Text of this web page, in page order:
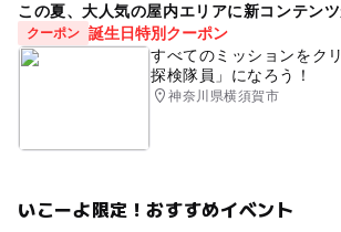
この夏、大人気の屋内エリアに新コンテンツ
クーポン 誕生日特別クーポン
すべてのミッションをク
探検隊員」になろう！
神奈川県横須賀市
いこーよ限定！おすすめイベント